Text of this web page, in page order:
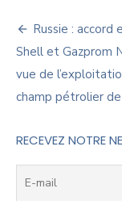
de
l’article
Russie : accord
Shell et Gazprom
vue de
champ pétrolier
RECEVEZ NOTRE